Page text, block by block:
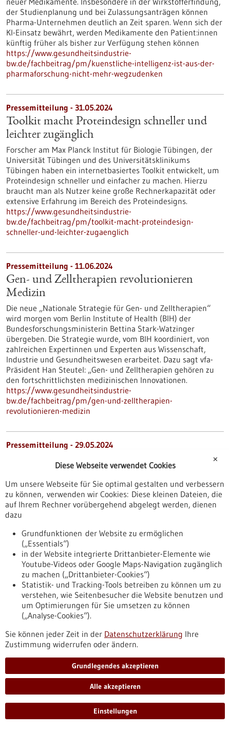
der Studienplanung und bei Zulassungsanträgen können
Pharma-Unternehmen deutlich an Zeit sparen. Wenn sich der
KI-Einsatz bewährt, werden Medikamente den Patient:innen
künftig früher als bisher zur Verfügung stehen können
https://www.gesundheitsindustrie-
bw.de/fachbeitrag/pm/kuenstliche-intelligenz-ist-aus-der-
pharmaforschung-nicht-mehr-wegzudenken
Pressemitteilung - 31.05.2024
Toolkit macht Proteindesign schneller und
leichter zugänglich
Forscher am Max Planck Institut für Biologie Tübingen, der
Universität Tübingen und des Universitätsklinikums
Tübingen haben ein internetbasiertes Toolkit entwickelt, um
Proteindesign schneller und einfacher zu machen. Hierzu
braucht man als Nutzer keine große Rechnerkapazität oder
extensive Erfahrung im Bereich des Proteindesigns.
https://www.gesundheitsindustrie-
bw.de/fachbeitrag/pm/toolkit-macht-proteindesign-
schneller-und-leichter-zugaenglich
Pressemitteilung - 11.06.2024
Gen- und Zelltherapien revolutionieren
Medizin
Die neue „Nationale Strategie für Gen- und Zelltherapien“
wird morgen vom Berlin Institute of Health (BIH) der
Bundesforschungsministerin Bettina Stark-Watzinger
übergeben. Die Strategie wurde, vom BIH koordiniert, von
zahlreichen Expertinnen und Experten aus Wissenschaft,
Industrie und Gesundheitswesen erarbeitet. Dazu sagt vfa-
Präsident Han Steutel: „Gen- und Zelltherapien gehören zu
den fortschrittlichsten medizinischen Innovationen.
https://www.gesundheitsindustrie-
bw.de/fachbeitrag/pm/gen-und-zelltherapien-
revolutionieren-medizin
Pressemitteilung - 29.05.2024
Der Blutdruck bestimmt den Erfolg einer
künstlichen Befruchtung
Seit Jahrzehnten wird erhöhter Blutdruck mit
lebensverkürzenden Krankheiten wie chronische
Nierenerkrankung, koronare Herzkrankheit und Schlaganfall
in Verbindung gebracht. In einer großen Studie von
Wissenschaftlern des größten Zentrums für In-Vitro-
Fertilisation in China und der Universitätsmedizin Mannheim
(UMM) wurde erstmals gezeigt, dass der Blutdruck auch den
Erfolg der künstlichen Befruchtung beeinflusst.
https://www.gesundheitsindustrie-
bw.de/fachbeitrag/pm/der-blutdruck-bestimmt-den-erfolg-
einer-kuenstlichen-befruchtung
Pressemitteilung - 05.06.2024
Investitionen in eine gerechtere Zukunft: Die
Robert Bosch Stiftung feiert ihr 60-jähriges
Jubiläumsveranstaltung in Stuttgart mit rund 100
Vertreter:innen aus Politik, Wirtschaft und Gesellschaft Seit
Projekte eingesetzt Stärkung der Gesundheitsversorgung am
Standort Stuttgart mit weiteren Investitionen in den Bosch
✕
Diese Webseite verwendet Cookies
Um unsere Webseite für Sie optimal gestalten und verbessern
zu können, verwenden wir Cookies: Diese kleinen Dateien, die
auf Ihrem Rechner vorübergehend abgelegt werden, dienen
dazu
Grundfunktionen der Website zu ermöglichen
(„Essentials“)
in der Website integrierte Drittanbieter-Elemente wie
Youtube-Videos oder Google Maps-Navigation zugänglich
zu machen („Drittanbieter-Cookies“)
Statistik- und Tracking-Tools betreiben zu können um zu
verstehen, wie Seitenbesucher die Website benutzen und
um Optimierungen für Sie umsetzen zu können
(„Analyse-Cookies“).
Sie können jeder Zeit in der Datenschutzerklärung Ihre
Zustimmung widerrufen oder ändern.
Grundlegendes akzeptieren
Alle akzeptieren
Einstellungen